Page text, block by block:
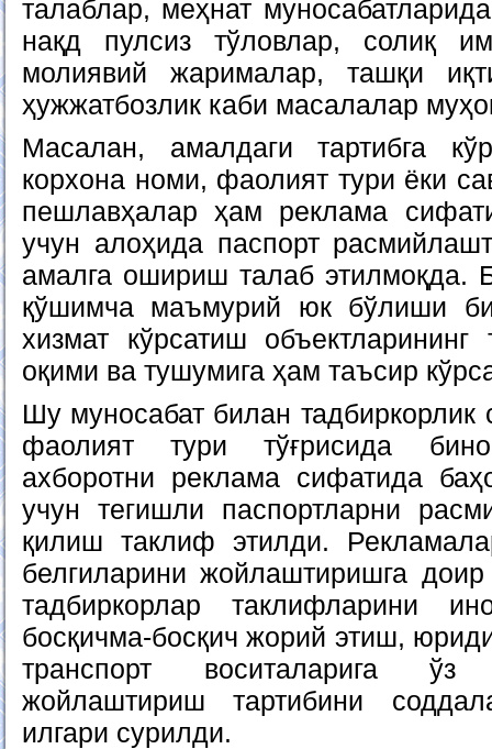
талаблар, меҳнат
нақд пулсиз тўловлар, солиқ
молиявий жарималар, ташқи
ҳужжатбозлик каби масалалар
Масалан, амалдаги тартибга
корхона номи, фаолият тури ёки
пешлавҳалар ҳам реклама
учун алоҳида паспорт
амалга ошириш талаб этилмоқда.
қўшимча маъмурий юк бўлиши
хизмат кўрсатиш
оқими ва тушумига ҳам таъсир
Шу муносабат билан тадбиркорлик
фаолият тури тўғрисида
ахборотни реклама сифатида
учун тегишли паспортларни
қилиш таклиф этилди.
белгиларини жойлаштиришга
тадбиркорлар таклифларини
босқичма-босқич жорий этиш,
транспорт воситаларига
жойлаштириш тартибини
илгари сурилди.